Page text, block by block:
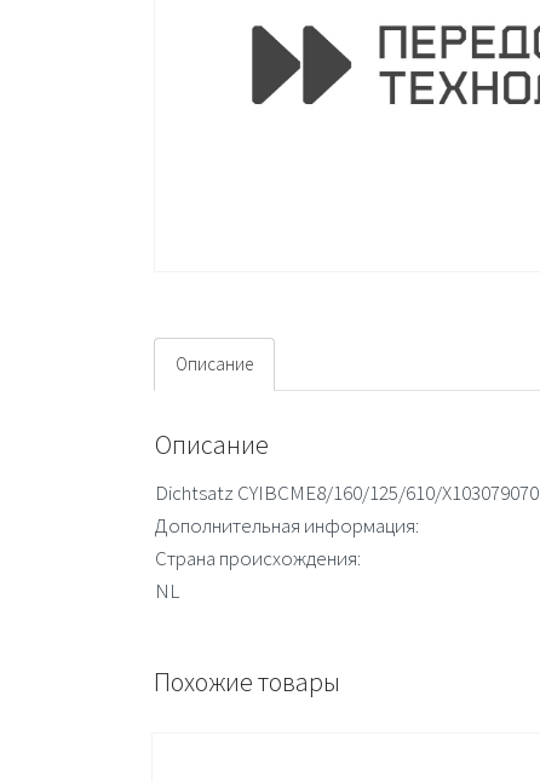
Описание
Описание
Dichtsatz CYIBCME8/160/125/610/X103079070
Дополнительная информация:
Страна происхождения:
NL
Похожие товары